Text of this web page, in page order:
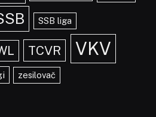
SSB liga
TCVR VKV
zesilovač